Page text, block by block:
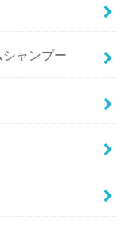
ャンプー